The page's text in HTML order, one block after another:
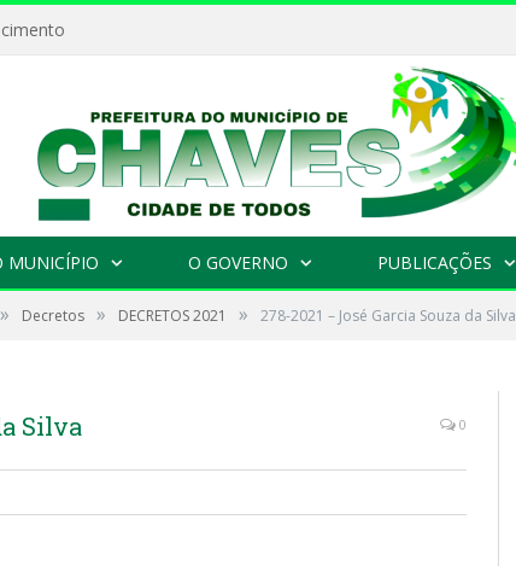
MUNICÍPIO O GOVERNO PUBLICAÇÕES
» Decretos » DECRETOS 2021 » 278-2021 – José Garcia Souza da Silva
Silva 0